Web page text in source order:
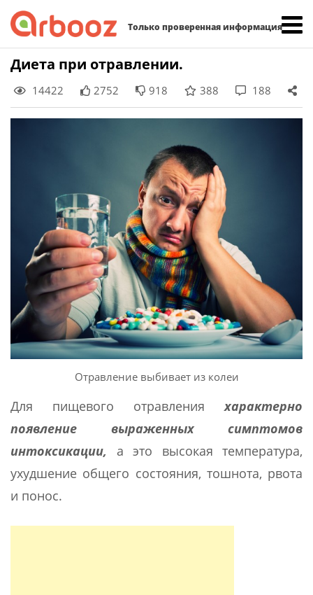
Только проверенная информация
Skip
to
content
Диета при отравлении.
14422 2752 918 388 188
Отравление выбивает из колеи
Для пищевого отравленияхарактерно
появление выраженных симптомов
интоксикации, а это высокая температура,
ухудшение общего состояния, тошнота, рвота
и понос.
Найти: